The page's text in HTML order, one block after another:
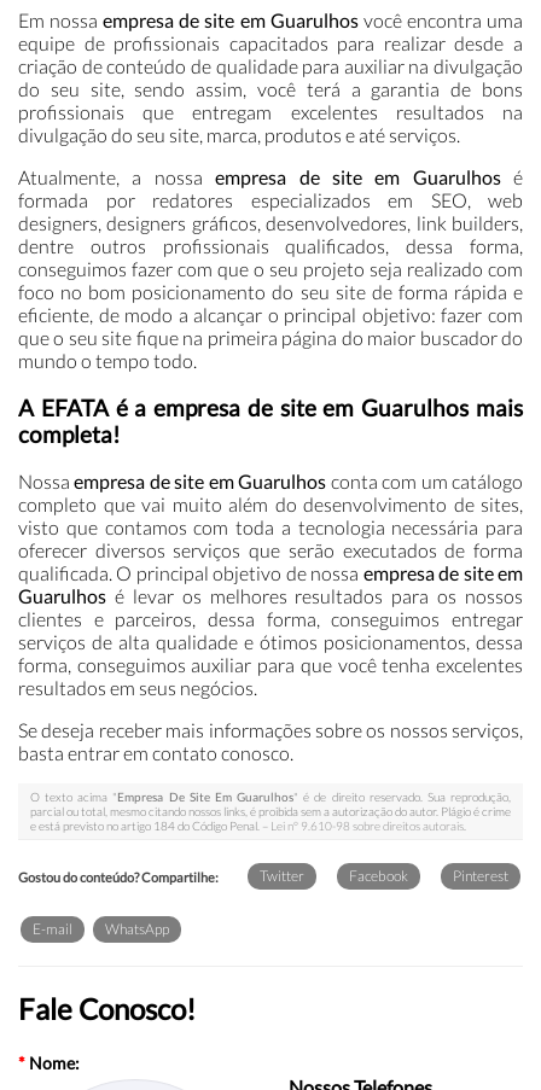
Em nossaempresa de site em Guarulhosvocê encontra uma
equipe de profissionais capacitados para realizar desde a
criação de conteúdo de qualidade para auxiliar na divulgação
do seu site, sendo assim, você terá a garantia de bons
profissionais que entregam excelentes resultados na
divulgação do seu site, marca, produtos e até serviços.
Atualmente, a nossaempresa de site em Guarulhosé
formada por redatores especializados em SEO, web
designers, designers gráficos, desenvolvedores, link builders,
dentre outros profissionais qualificados, dessa forma,
conseguimos fazer com que o seu projeto seja realizado com
foco no bom posicionamento do seu site de forma rápida e
eficiente, de modo a alcançar o principal objetivo: fazer com
que o seu site fique na primeira página do maior buscador do
mundo o tempo todo.
A EFATA é a empresa de site em Guarulhos mais
completa!
Nossaempresa de site em Guarulhos conta com um catálogo
completo que vai muito além do desenvolvimento de sites,
visto que contamos com toda a tecnologia necessária para
oferecer diversos serviços que serão executados de forma
qualificada. O principal objetivo de nossa empresa de site em
Guarulhos é levar os melhores resultados para os nossos
clientes e parceiros, dessa forma, conseguimos entregar
serviços de alta qualidade e ótimos posicionamentos, dessa
forma, conseguimos auxiliar para que você tenha excelentes
resultados em seus negócios.
Se deseja receber mais informações sobre os nossos serviços,
basta entrar em contato conosco.
O texto acima "Empresa De Site Em Guarulhos" é de direito reservado. Sua reprodução,
parcial ou total, mesmo citando nossos links, é proibida sem a autorização do autor. Plágio é crime
e está previsto no artigo 184 do Código Penal. – Lei n° 9.610-98 sobre direitos autorais
Gostou do conteúdo? Compartilhe: Twitter Facebook Pinterest
E-mail WhatsApp
Fale Conosco!
* Nome: